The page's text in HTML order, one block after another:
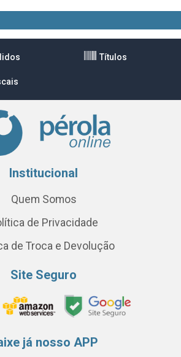
Títulos
Institucional
Quem Somos
de Privacidade
de Troca e Devolução
Site Seguro
já nosso APP